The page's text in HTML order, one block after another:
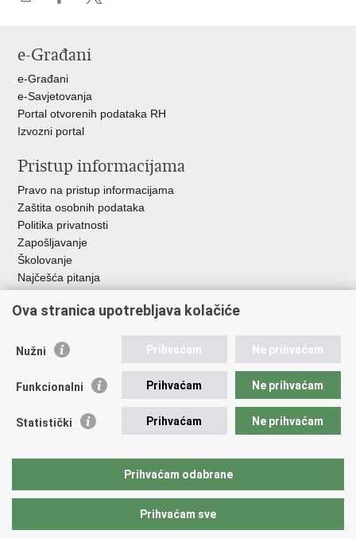
Facebooku
X-
e-Građani
e-Građani
e-Savjetovanja
Portal otvorenih podataka RH
Izvozni portal
Pristup informacijama
Pravo na pristup informacijama
Zaštita osobnih podataka
Politika privatnosti
Zapošljavanje
Školovanje
Najčešća pitanja
Važne poveznice
EMN Nacionalna kontaktna točka za Republiku Hrvatsku
Policijska akademija
Zaklada policijske solidarnosti
Udruge
Ova stranica upotrebljava kolačiće
Nužni Prihvaćam Ne prihvaćam
Funkcionalni Prihvaćam Ne prihvaćam
Statistički Prihvaćam Ne prihvaćam
Prihvaćam odabrane
Prihvaćam sve